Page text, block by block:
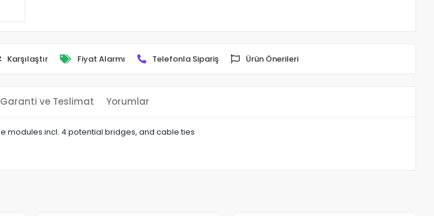
Karşılaştır Fiyat Alarmı Telefonla Sipariş Ürün Önerileri
Garanti ve Teslimat Yorumlar
modules incl. 4 potential bridges, and cable ties